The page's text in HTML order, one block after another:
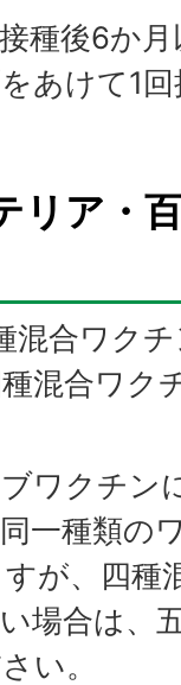
種後6か月
あけて1
リア・
混合ワク
混合ワク
ワクチン
一種類の
が、四種
場合は、
い。